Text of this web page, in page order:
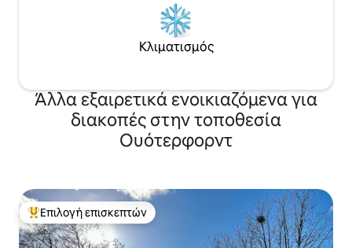
Κλιματισμός
Άλλα εξαιρετικά ενοικιαζόμενα για
διακοπές στην τοποθεσία
Ουότερφορντ
Κορυφαία επιλογή επισκεπτών
Επιλογή επισκεπτών